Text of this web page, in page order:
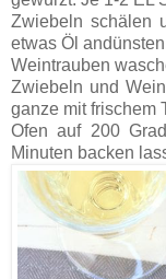
Zwiebeln schälen
etwas Öl
Weintrauben
Zwiebeln und
ganze mit frischem
Ofen auf 200
Minuten backen